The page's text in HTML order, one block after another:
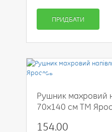
ПРИДБАТИ
-50%
Рушник махровий
70x140 см ТМ
154.00